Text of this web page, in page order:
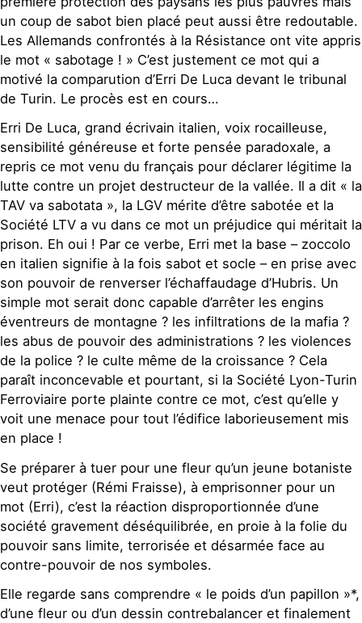
un coup de sabot bien placé peut aussi être redoutable.
Les Allemands confrontés à la Résistance ont vite appris
le mot « sabotage ! » C’est justement ce mot qui a
motivé la comparution d’Erri De Luca devant le tribunal
de Turin. Le procès est en cours…
Erri De Luca, grand écrivain italien, voix rocailleuse,
sensibilité généreuse et forte pensée paradoxale, a
repris ce mot venu du français pour déclarer légitime la
lutte contre un projet destructeur de la vallée. Il a dit « la
TAV va sabotata », la LGV mérite d’être sabotée et la
Société LTV a vu dans ce mot un préjudice qui méritait la
prison. Eh oui ! Par ce verbe, Erri met la base – zoccolo
en italien signifie à la fois sabot et socle – en prise avec
son pouvoir de renverser l’échaffaudage d’Hubris. Un
simple mot serait donc capable d’arrêter les engins
éventreurs de montagne ? les infiltrations de la mafia ?
les abus de pouvoir des administrations ? les violences
de la police ? le culte même de la croissance ? Cela
paraît inconcevable et pourtant, si la Société Lyon-Turin
Ferroviaire porte plainte contre ce mot, c’est qu’elle y
voit une menace pour tout l’édifice laborieusement mis
en place !
Se préparer à tuer pour une fleur qu’un jeune botaniste
veut protéger (Rémi Fraisse), à emprisonner pour un
mot (Erri), c’est la réaction disproportionnée d’une
société gravement déséquilibrée, en proie à la folie du
pouvoir sans limite, terrorisée et désarmée face au
contre-pouvoir de nos symboles.
Elle regarde sans comprendre « le poids d’un papillon »*,
d’une fleur ou d’un dessin contrebalancer et finalement